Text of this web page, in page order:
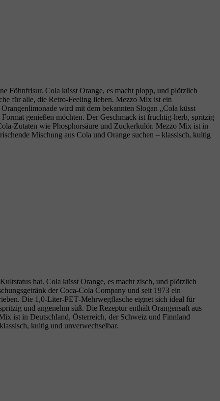
Föhnfrisur. Cola küsst Orange, es macht plopp, und plötzlich
für alle, die Retro‑Feeling lieben. Mezzo Mix ist ein
wird mit dem bekannten Slogan „Cola küsst
genießen möchten. Der Geschmack ist fruchtig‑herb, spritzig
wie Phosphorsäure und Zuckerkulör. Mezzo Mix ist in
Mischung aus Cola und Orange suchen – klassisch, kultig
hat. Cola küsst Orange, es macht zisch, und plötzlich
der Coca‑Cola Company und seit 1973 ein
Die 1,0‑Liter‑PET‑Mehrwegflasche eignet sich ideal für
und angenehm süß. Die Rezeptur enthält Orangensaft aus
ist in Deutschland, Österreich, der Schweiz und Finnland
kultig und unverwechselbar.